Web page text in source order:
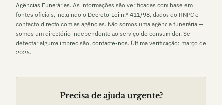
Agências Funerárias. As informações são verificadas com base em
fontes oficiais, incluindo o Decreto-Lei n.º 411/98, dados do RNPC e
contacto directo com as agências. Não somos uma agência funerária —
somos um directório independente ao serviço do consumidor. Se
detectar alguma imprecisão, contacte-nos. Última verificação: março de
2026.
Precisa de ajuda urgente?